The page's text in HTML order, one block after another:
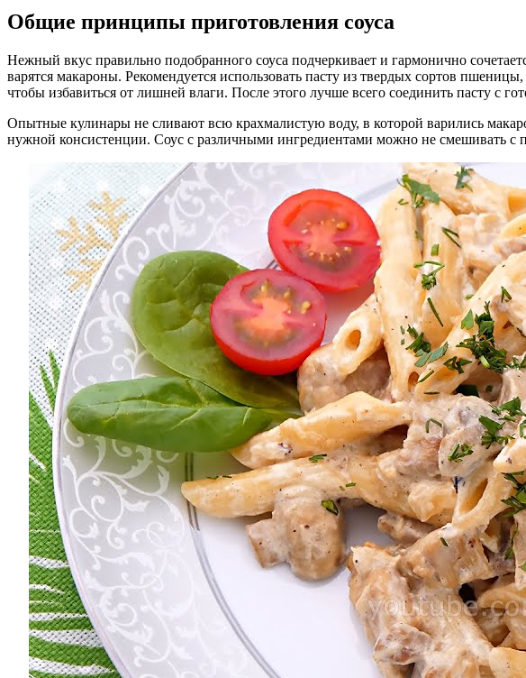
Общие принципы приготовления соуса
Нежный вкус правильно подобранного соуса подчеркивает и гармонично
варятся макароны. Рекомендуется использовать пасту из твердых сортов
чтобы избавиться от лишней влаги. После этого лучше всего соединить пасту с
Опытные кулинары не сливают всю крахмалистую воду, в которой варились
нужной консистенции. Соус с различными ингредиентами можно не смешивать с